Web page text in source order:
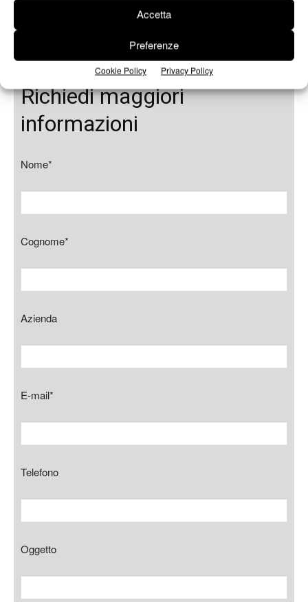
Accetta
Preferenze
Cookie Policy Privacy Policy
EL Yaman Group, Libano per il loro eccezionale impatto visivo.
Richiedi maggiori
informazioni
Nome*
Cognome*
Azienda
E-mail*
Telefono
Oggetto